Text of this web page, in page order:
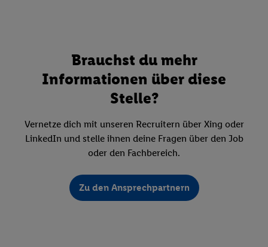
Brauchst du mehr
Informationen über diese
Stelle?
Vernetze dich mit unseren Recruitern über Xing oder
LinkedIn und stelle ihnen deine Fragen über den Job
oder den Fachbereich.
Zu den Ansprechpartnern